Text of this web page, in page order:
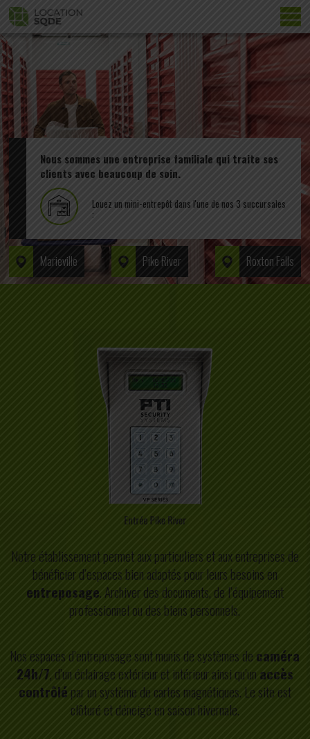
Nous sommes une entreprise familiale qui traite ses
clients avec beaucoup de soin.
Louez un mini-entrepôt dans l'une de nos 3 succursales
:
Marieville Pike River Roxton Falls
Notre établissement permet aux particuliers et aux entreprises de
bénéficier d’espaces bien adaptés pour leurs besoins en
entreposage. Archiver des documents, de l’équipement
professionnel ou des biens personnels.
Nos espaces d’entreposage sont munis de systèmes de caméra
24h/7, d’un éclairage extérieur et intérieur ainsi qu’un accès
contrôlé par un système de cartes magnétiques. Le site est
clôturé et déneigé en saison hivernale.